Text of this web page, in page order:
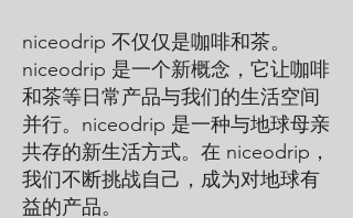
niceodrip 不仅仅是咖啡和茶。
niceodrip 是一个新概念，它让咖啡
和茶等日常产品与我们的生活空间
并行。niceodrip 是一种与地球母亲
共存的新生活方式。在 niceodrip，
我们不断挑战自己，成为对地球有
益的产品。